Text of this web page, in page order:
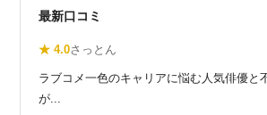
最新口コミ
★ 4.0さっとん
ラブコメ一色のキャリアに悩む人気俳優と
が...